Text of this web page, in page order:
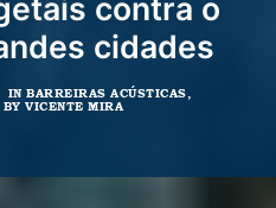
contra o
cidades
IN BARREIRAS ACÚSTICAS
BY VICENTE MIRA